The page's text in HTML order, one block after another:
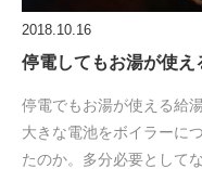
2018.10.16
停電してもお湯が使え
停電でもお湯が使える給
大きな電池をボイラーに
たのか。多分必要として